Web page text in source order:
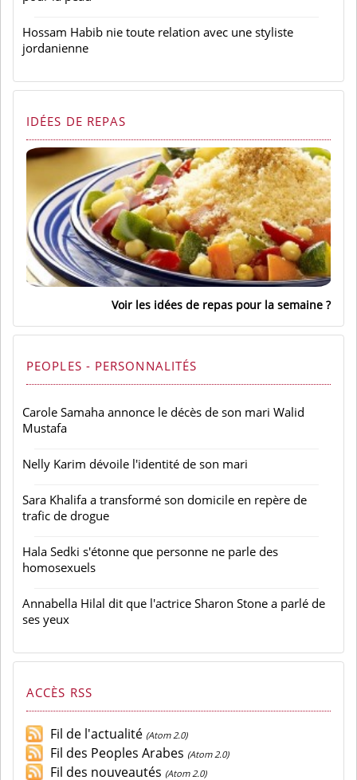
Hossam Habib nie toute relation avec une styliste
jordanienne
IDÉES DE REPAS
Voir les idées de repas pour la semaine
PEOPLES - PERSONNALITÉS
Carole Samaha annonce le décès de son mari Walid
Mustafa
Nelly Karim dévoile l'identité de son mari
Sara Khalifa a transformé son domicile en repère de
trafic de drogue
Hala Sedki s'étonne que personne ne parle des
homosexuels
Annabella Hilal dit que l'actrice Sharon Stone a parlé de
ses yeux
ACCÈS RSS
Fil de l'actualité (Atom 2.0)
Fil des Peoples Arabes (Atom 2.0)
Fil des nouveautés (Atom 2.0)